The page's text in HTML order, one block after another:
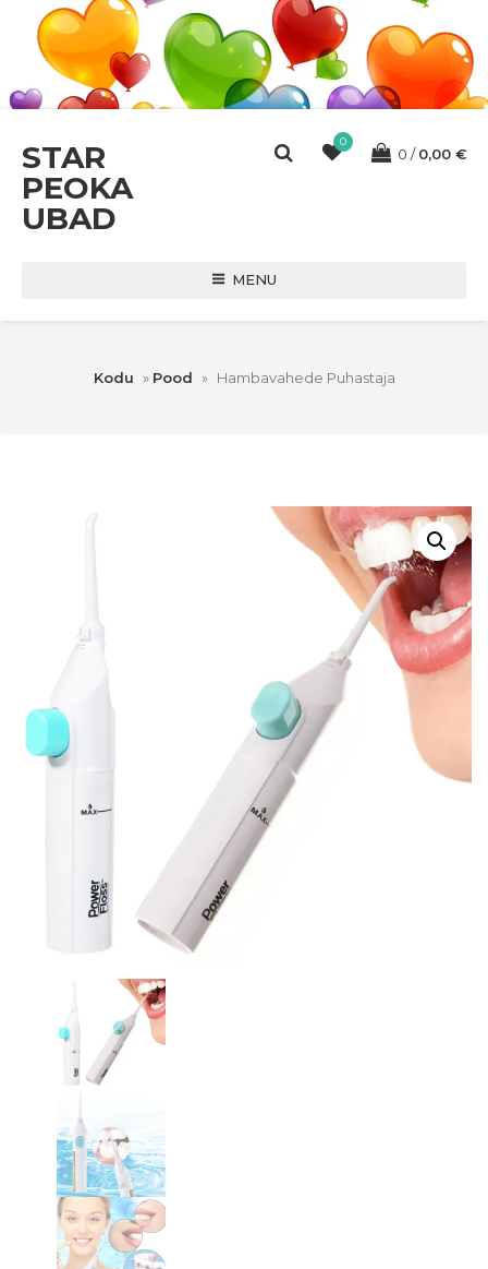
STAR
PEOKA
UBAD
0
0 0,00 €
MENU
Kodu » Pood » Hambavahede Puhastaja